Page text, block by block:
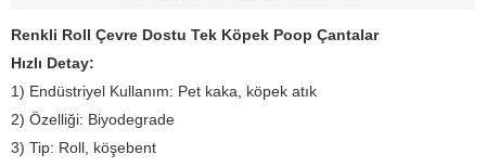
Renkli Roll Çevre Dostu Tek Köpek Poop Çantalar
Hızlı Detay:
1) Endüstriyel Kullanım: Pet kaka, köpek atık
2) Özelliği: Biyodegrade
3) Tip: Roll, köşebent